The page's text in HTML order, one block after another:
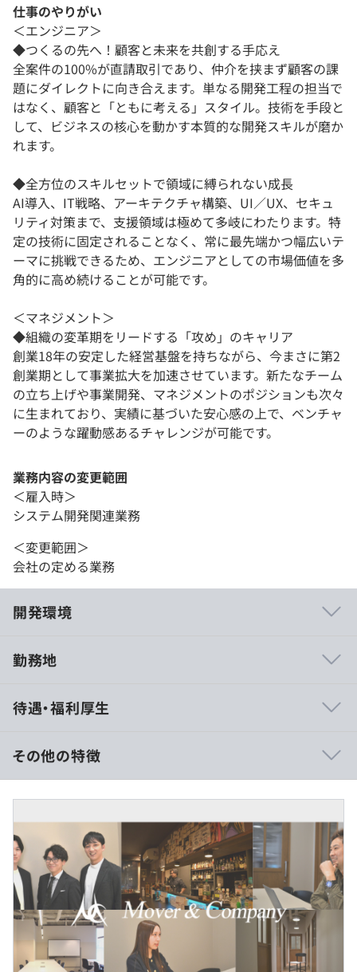
仕事のやりがい
＜エンジニア＞
◆つくるの先へ！顧客と未来を共創する手応え
全案件の100%が直請取引であり、仲介を挟まず顧客の課
題にダイレクトに向き合えます。単なる開発工程の担当で
はなく、顧客と「ともに考える」スタイル。技術を手段と
して、ビジネスの核心を動かす本質的な開発スキルが磨か
れます。
◆全方位のスキルセットで領域に縛られない成長
AI導入、IT戦略、アーキテクチャ構築、UI／UX、セキュ
リティ対策まで、支援領域は極めて多岐にわたります。特
定の技術に固定されることなく、常に最先端かつ幅広いテ
ーマに挑戦できるため、エンジニアとしての市場価値を多
角的に高め続けることが可能です。
＜マネジメント＞
◆組織の変革期をリードする「攻め」のキャリア
創業18年の安定した経営基盤を持ちながら、今まさに第2
創業期として事業拡大を加速させています。新たなチーム
の立ち上げや事業開発、マネジメントのポジションも次々
に生まれており、実績に基づいた安心感の上で、ベンチャ
ーのような躍動感あるチャレンジが可能です。
業務内容の変更範囲
＜雇入時＞
システム開発関連業務
＜変更範囲＞
会社の定める業務
開発環境
少数精鋭だからこそ、代表自らが全社員と対話します。あ
するための環境や仕組みをスピーディーに構築。会社都合
ではなく「あなたの未来」を起点に組織を動かします。
◆制度を超えたオーダーメイドの働き方
産休・育休やリモートワークは、あくまで基本。当社の本
質は、個々のライフステージに合わせた柔軟な提案にあり
ます。「地方への移住」「急な帰省」「育児との両立」な
ど、信頼関係を築いたメンバーの「声」を、わたしたちは
これまでひとつひとつ形にしてきました。
◆次世代型ITコンサルとしての市場価値
案件の100%が直請け案件。AI・DX・事業開発といった最
勤務地
待遇・福利厚生
■賃金形態：月給制
■賃金の決定方法：当社規定により決定
■月給：50.0万〜91.6万円（固定残業代を含む）
■基本給：37.7万～69.2万円
■固定残業代：12.3万～22.4万円（45時間分）※超過分は
別途支給
■その他定額手当：0万円
※経験・能力を考慮のうえ、決定します。
その他の特徴